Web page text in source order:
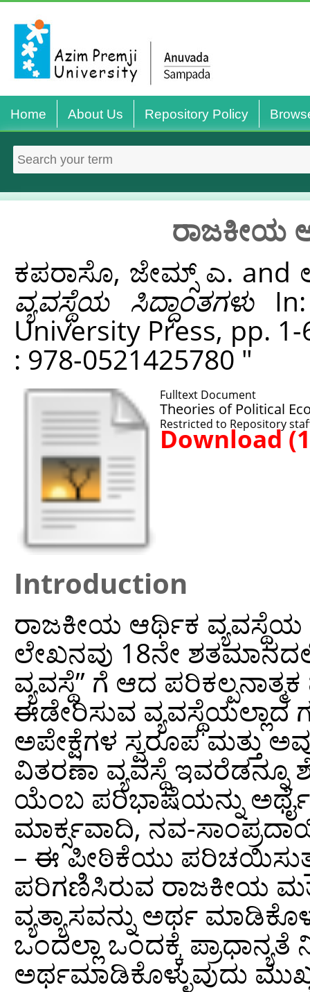
Home About Us Repository Policy
ರಾಜಕೀಯ
ಕಪರಾಸೊ, ಜೇಮ್ಸ್ ಎ. and
ವ್ಯವಸ್ಥೆಯ ಸಿದ್ಧಾಂತಗಳುIn:
University Press, pp. 1-
: 978-0521425780 "
Fulltext Document
Theories of Political
Restricted to Repository
Download
Introduction
ರಾಜಕೀಯ ಆರ್ಥಿಕ ವ್ಯವಸ್ಥೆಯ
ಲೇಖನವು 18ನೇ
ವ್ಯವಸ್ಥೆ” ಗೆ ಆದ
ಈಡೇರಿಸುವ
ಅಪೇಕ್ಷೆಗಳ ಸ್ವರೂಪ ಮತ್ತು
ವಿತರಣಾ ವ್ಯವಸ್ಥೆ ಇವರೆಡನ್ನೂ
ಯೆಂಬ ಪರಿಭಾಷೆಯನ್ನು
ಮಾರ್ಕ್ಸವಾದಿ, ನವ-
– ಈ ಪೀಠಿಕೆಯು
ಪರಿಗಣಿಸಿರುವ ರಾಜಕೀಯ
ವ್ಯತ್ಯಾಸವನ್ನು ಅರ್ಥ
ಒಂದಲ್ಲಾ ಒಂದಕ್ಕೆ
ಅರ್ಥಮಾಡಿಕೊಳ್ಳುವುದು